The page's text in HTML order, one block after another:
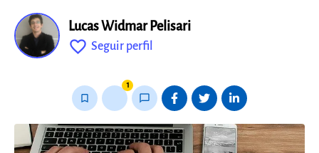
Lucas Widmar Pelisari
favorite_outline Seguir perfil
bookmark_border
1
chat_bubble_outline